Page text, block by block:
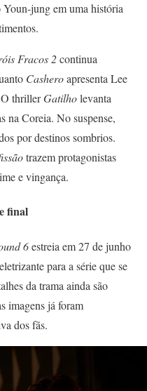
jung em uma história
Fracos 2continua
Casheroapresenta Lee
thrillerGatilholevanta
na Coreia. No suspense,
por destinos sombrios.
trazem protagonistas
e vingança.
final
6estreia em 27 de junho
para a série que se
da trama ainda são
imagens já foram
dos fãs.